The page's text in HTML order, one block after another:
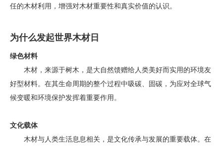
任的木材利用，增强对木材重要性和真实价值的认识。
为什么发起世界木材日
绿色材料
木材，来源于树木，是大自然馈赠给人类美好而实用的环境友
好型材料。在其生命周期的整个过程中吸碳、固碳，为应对全球气
候变暖和环境保护发挥着重要作用。
文化载体
木材与人类生活息息相关，是文化传承与发展的重要载体。在